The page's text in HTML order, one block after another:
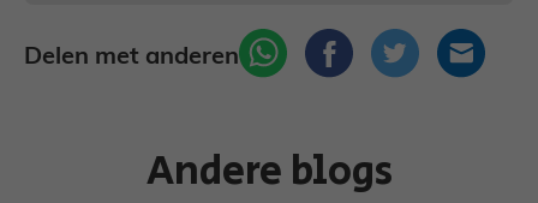
Delen met anderen
Andere blogs